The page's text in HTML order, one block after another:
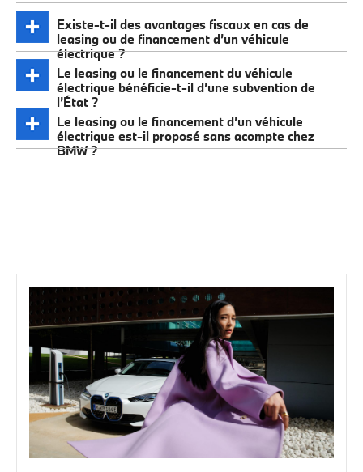
Existe-t-il des avantages fiscaux en cas de
leasing ou de financement d’un véhicule
électrique ?
Le leasing ou le financement du véhicule
électrique bénéficie-t-il d’une subvention de
l’État ?
Le leasing ou le financement d’un véhicule
électrique est-il proposé sans acompte chez
BMW ?